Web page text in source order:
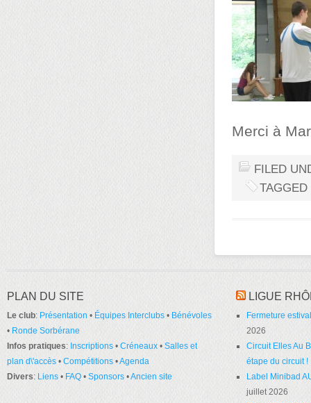
Merci à
FILED
PLAN DU SITE
Le club: Présentation • Équipes Interclubs • Bénévoles
• Ronde Sorbérane
Infos pratiques: Inscriptions • Créneaux • Salles et
plan d\'accès • Compétitions •Agenda
Divers: Liens • FAQ • Sponsors •Ancien site
LIGUE
Fermeture
2026
Circuit Elles Au
étape du circuit !
Label Minibad
juillet 2026